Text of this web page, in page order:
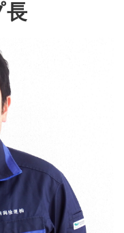
長